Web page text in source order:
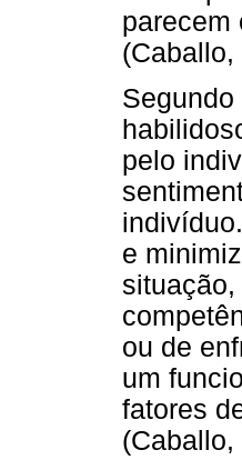
parecem
(Caballo,
pelo
e
ou de
um
fatores
(Caballo,